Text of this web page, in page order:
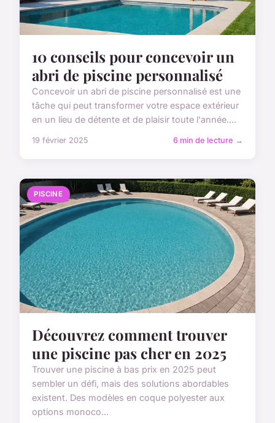
10 conseils pour concevoir un
abri de piscine personnalisé
Concevoir un abri de piscine personnalisé est une
tâche qui peut transformer votre espace extérieur
en un lieu de détente et de plaisir toute l'année....
19 février 2025 6 min de lecture →
PISCINE
Découvrez comment trouver
une piscine pas cher en 2025
Trouver une piscine à bas prix en 2025 peut
sembler un défi, mais des solutions abordables
existent. Des modèles en coque polyester aux
options monoco...